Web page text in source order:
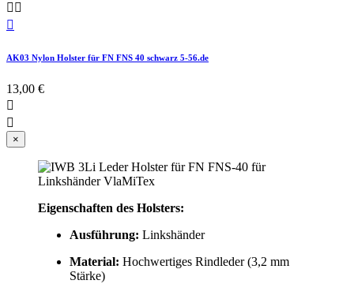
 

AK03 Nylon Holster für FN FNS 40 schwarz 5-56.de
13,00 €


×
Eigenschaften des Holsters:
Ausführung: Linkshänder
Material: Hochwertiges Rindleder (3,2 mm
Stärke)